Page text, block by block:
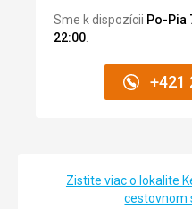
Pláž
Různá zajímavá jídla,
Služby
Pokoje byly uklízeny každý
Sme k dispozícii Po-Pia
22:00
+421
Zistite viac o lokalite
cestovnom